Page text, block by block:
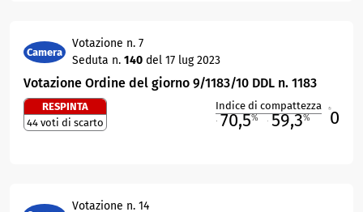
Camera
Votazione n. 7
Seduta n. 140 del 17 lug 2023
Votazione Ordine del giorno 9/1183/10 DDL n. 1183
RESPINTA
44 voti di scarto
Indice di compattezza
70,5% 59,3% 0
Votazione n. 14